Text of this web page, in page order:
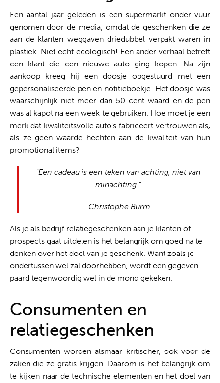
Een aantal jaar geleden is een supermarkt onder vuur
genomen door de media, omdat de geschenken die ze
aan de klanten weggaven driedubbel verpakt waren in
plastiek. Niet echt ecologisch! Een ander verhaal betreft
een klant die een nieuwe auto ging kopen. Na zijn
aankoop kreeg hij een doosje opgestuurd met een
gepersonaliseerde pen en notitieboekje. Het doosje was
waarschijnlijk niet meer dan 50 cent waard en de pen
was al kapot na een week te gebruiken. Hoe moet je een
merk dat kwaliteitsvolle auto's fabriceert vertrouwen als,
als ze geen waarde hechten aan de kwaliteit van hun
promotional items?
"Een cadeau is een teken van achting, niet van
minachting."
- Christophe Burm-
Als je als bedrijf relatiegeschenken aan je klanten of
prospects gaat uitdelen is het belangrijk om goed na te
denken over het doel van je geschenk. Want zoals je
ondertussen wel zal doorhebben, wordt een gegeven
paard tegenwoordig wel in de mond gekeken.
Consumenten en
relatiegeschenken
Consumenten worden alsmaar kritischer, ook voor de
zaken die ze gratis krijgen. Daarom is het belangrijk om
te kijken naar de technische elementen en het doel van